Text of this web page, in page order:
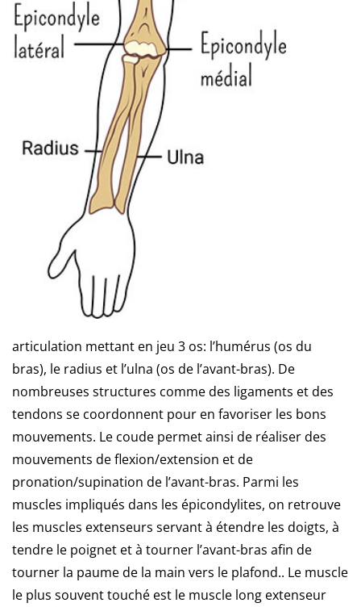
articulation mettant en jeu 3 os: l’humérus (os du
bras), le radius et l’ulna (os de l’avant-bras). De
nombreuses structures comme des ligaments et des
tendons se coordonnent pour en favoriser les bons
mouvements. Le coude permet ainsi de réaliser des
mouvements de flexion/extension et de
pronation/supination de l’avant-bras. Parmi les
muscles impliqués dans les épicondylites, on retrouve
les muscles extenseurs servant à étendre les doigts, à
tendre le poignet et à tourner l’avant-bras afin de
tourner la paume de la main vers le plafond.. Le muscle
le plus souvent touché est le muscle long extenseur